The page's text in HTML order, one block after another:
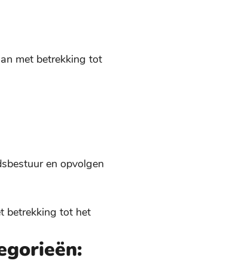
met betrekking tot
en opvolgen
betrekking tot het